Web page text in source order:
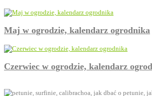
Maj w ogrodzie, kalendarz ogrodnika
Czerwiec w ogrodzie, kalendarz